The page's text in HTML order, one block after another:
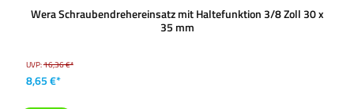
Wera Schraubendrehereinsatz mit Haltefunktion 3/8 Zoll 30 x
35 mm
UVP:16,36 €*
8,65 €*